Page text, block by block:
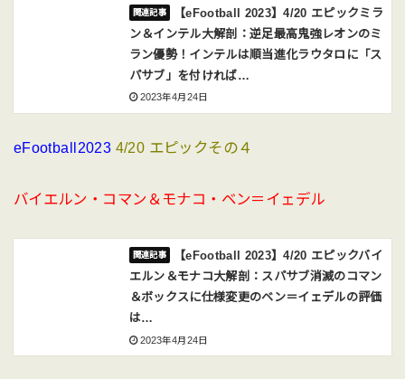
【eFootball 2023】4/20 エピックミラ
ン＆インテル大解剖：逆足最高鬼強レオンのミ
ラン優勢！インテルは順当進化ラウタロに「ス
パサブ」を付ければ…
2023年4月24日
eFootball2023 4/20 エピックその４
バイエルン・コマン＆モナコ・ベン＝イェデル
【eFootball 2023】4/20 エピックバイ
エルン＆モナコ大解剖：スパサブ消滅のコマン
＆ボックスに仕様変更のベン＝イェデルの評価
は…
2023年4月24日